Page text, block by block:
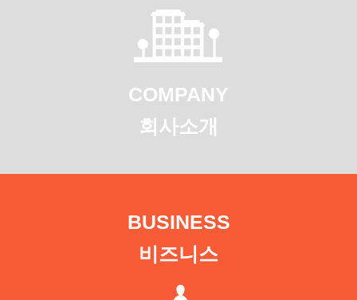
COMPANY
회사소개
회사소개
more view
BUSINESS
비즈니스